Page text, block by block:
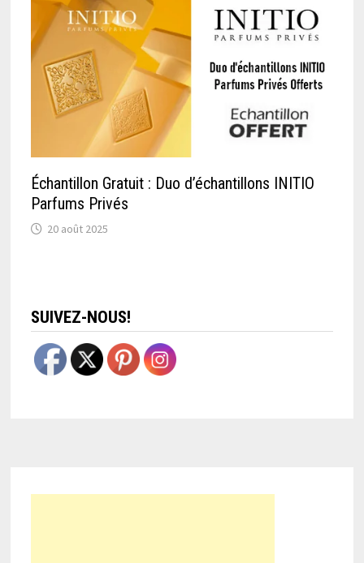
Échantillon Gratuit : Duo d’échantillons INITIO
Parfums Privés
20 août 2025
SUIVEZ-NOUS!